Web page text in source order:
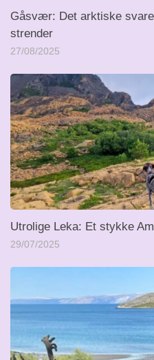
Gåsvær: Det arktiske
strender
27/08/2025
Utrolige Leka: Et stykke
29/07/2025